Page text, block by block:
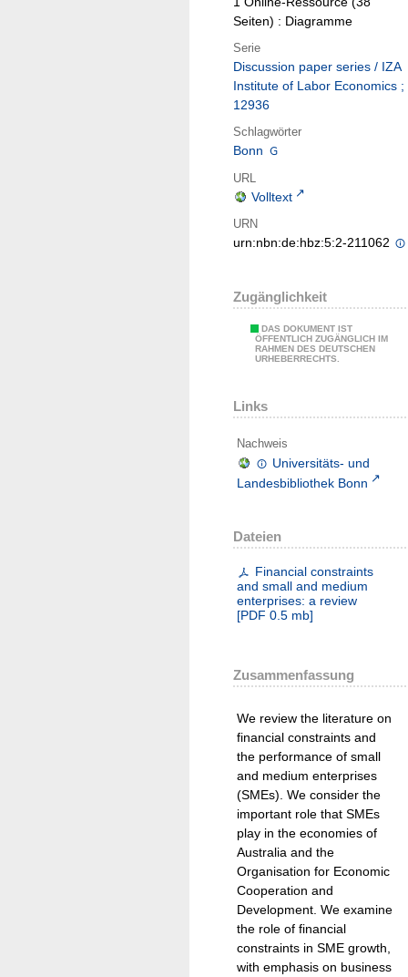
Seiten) : Diagramme
Serie
Discussion paper series / IZA
Institute of Labor Economics ;
12936
Schlagwörter
Bonn
URL
Volltext
URN
urn:nbn:de:hbz:5:2-211062
Zugänglichkeit
DAS DOKUMENT IST
ÖFFENTLICH ZUGÄNGLICH IM
RAHMEN DES DEUTSCHEN
URHEBERRECHTS.
Links
Nachweis
Universitäts- und
Landesbibliothek Bonn
Dateien
Financial constraints
and small and medium
enterprises: a review
[PDF 0.5 mb]
Zusammenfassung
We review the literature on
financial constraints and
the performance of small
and medium enterprises
(SMEs). We consider the
important role that SMEs
play in the economies of
Australia and the
Organisation for Economic
Cooperation and
Development. We examine
the role of financial
constraints in SME growth,
with emphasis on business